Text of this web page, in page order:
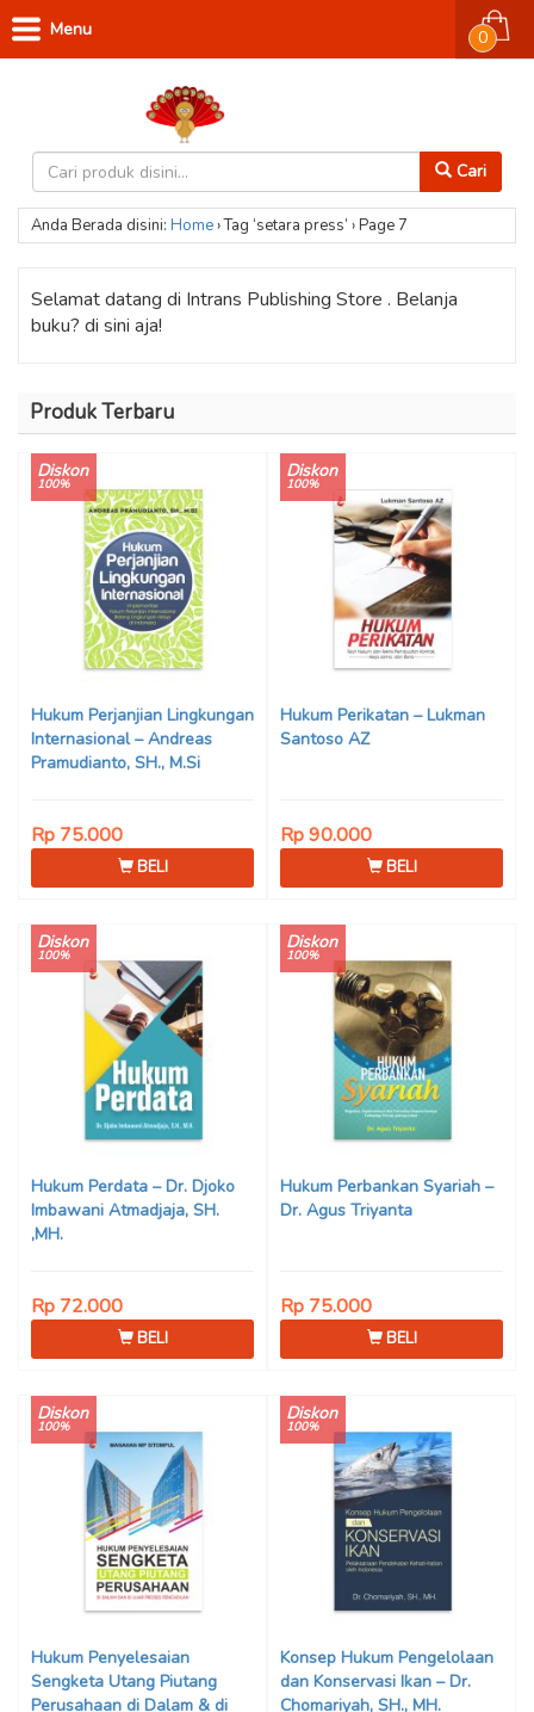
Cari
0
Menu
Anda Berada disini: Home›Tag ‘setara press’ ›Page 7
Selamat datang di Intrans Publishing Store . Belanja
buku? di sini aja!
Produk Terbaru
Diskon
100%
Hukum Perjanjian Lingkungan
Internasional – Andreas
Pramudianto, SH., M.Si
Rp 75.000
BELI
Diskon
100%
Hukum Perikatan – Lukman
Santoso AZ
Rp 90.000
BELI
Diskon
100%
Hukum Perdata – Dr. Djoko
Imbawani Atmadjaja, SH.
,MH.
Rp 72.000
BELI
Diskon
100%
Hukum Perbankan Syariah –
Dr. Agus Triyanta
Rp 75.000
BELI
Diskon
100%
Hukum Penyelesaian
Sengketa Utang Piutang
Perusahaan di Dalam & di
Diskon
100%
Konsep Hukum Pengelolaan
dan Konservasi Ikan – Dr.
Chomariyah, SH., MH.